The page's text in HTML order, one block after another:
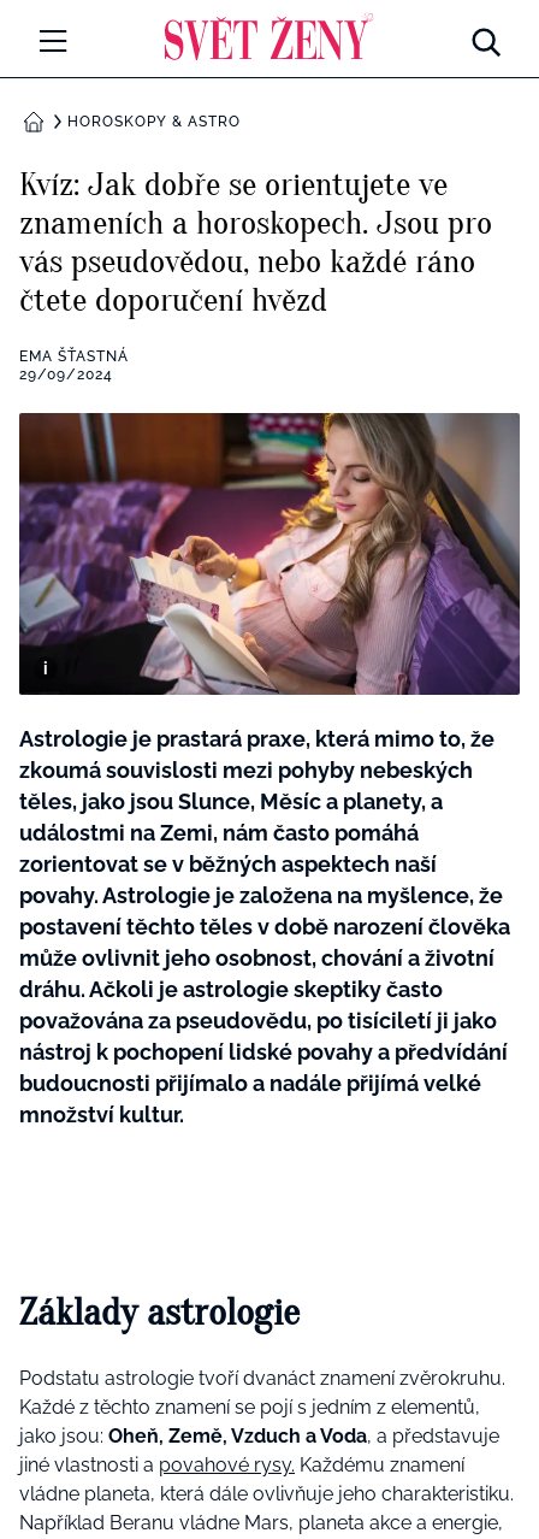
Všechny kategorie
Rozhovory
RETROHUBKY
PSYCHOLOGIE
Seberozvoj
ZDRAVÍ
Životní styl
ZÁBAVA
Všechny kategorie
Testy a kvízy
BYDLENÍ
Všechny kategorie
Tvoření
Rady a tipy
BurdaMedia
Extra
SVĚT ŽENY - 599 KČ
ROČNÍ PŘEDPLATNÉ SVĚT ŽENY +
SADA PRODUKTŮ MANA (10 ks)
DOMŮHOROSKOPY & ASTRO
Kvíz: Jak dobře se orientujete ve
znameních a horoskopech. Jsou pro
vás pseudovědou, nebo každé ráno
čtete doporučení hvězd
EMA ŠŤASTNÁ
29/09/2024
Astrologie je prastará praxe, která mimo to, že
zkoumá souvislosti mezi pohyby nebeských
těles, jako jsou Slunce, Měsíc a planety, a
událostmi na Zemi, nám často pomáhá
zorientovat se v běžných aspektech naší
povahy. Astrologie je založena na myšlence, že
postavení těchto těles v době narození člověka
může ovlivnit jeho osobnost, chování a životní
dráhu. Ačkoli je astrologie skeptiky často
považována za pseudovědu, po tisíciletí ji jako
nástroj k pochopení lidské povahy a předvídání
budoucnosti přijímalo a nadále přijímá velké
množství kultur.
Základy astrologie
Podstatu astrologie tvořídvanáct znamení zvěrokruhu.
Každé z těchto znamení se pojí s jedním z elementů,
jako jsou: Oheň, Země, Vzduch a Voda, a představuje
jiné vlastnosti a povahové rysy. Každému znamení
vládne planeta, která dále ovlivňuje jeho charakteristiku.
Například Beranu vládne Mars, planeta akce a energie,